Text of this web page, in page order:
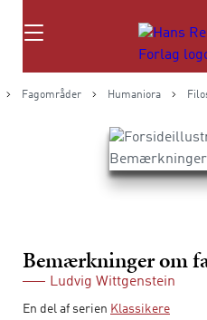
Søg
Fagområder Humaniora
Bemærkninger om
Ludvig Wittgenstein
En del af serien Klassikere